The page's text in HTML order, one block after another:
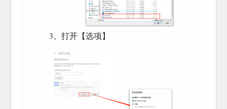
3、打开【选项】